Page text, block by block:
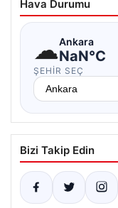
Hava Durumu
☁Ankara
NaN°C
ŞEHIR SEÇ
Bizi Takip Edin